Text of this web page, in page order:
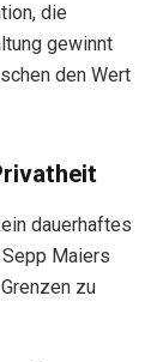
die
gewinnt
den Wert
dauerhaftes
Maiers
zu